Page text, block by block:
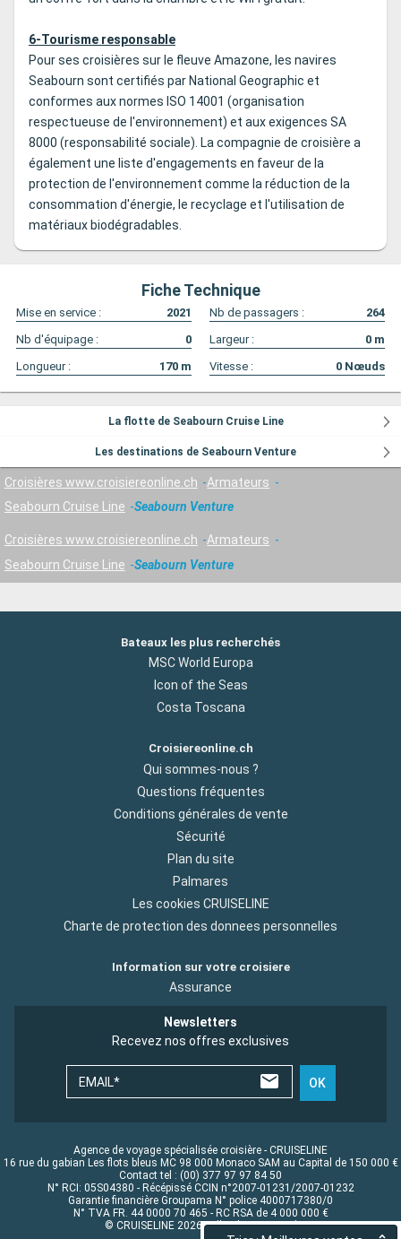
6-Tourisme responsable
Pour ses croisières sur le fleuve Amazone, les navires
Seabourn sont certifiés par National Geographic et
conformes aux normes ISO 14001 (organisation
respectueuse de l'environnement) et aux exigences SA
8000 (responsabilité sociale). La compagnie de croisière a
également une liste d'engagements en faveur de la
protection de l'environnement comme la réduction de la
consommation d'énergie, le recyclage et l'utilisation de
matériaux biodégradables.
Fiche Technique
Mise en service : 2021 Nb de passagers :
264
Nb d'équipage :
0 Largeur : 0 m
Longueur :
170 m Vitesse : 0 Nœuds
La flotte de Seabourn Cruise Line
Les destinations de Seabourn Venture
Croisières www.croisiereonline.ch
Armateurs
Seabourn Cruise Line
Seabourn Venture
Croisières www.croisiereonline.ch
Armateurs
Seabourn Cruise Line
Seabourn Venture
Bateaux les plus recherchés
MSC World Europa
Icon of the Seas
Costa Toscana
Croisiereonline.ch
Qui sommes-nous ?
Questions fréquentes
Conditions générales de vente
Sécurité
Plan du site
Palmares
Les cookies CRUISELINE
Charte de protection des donnees personnelles
Information sur votre croisiere
Assurance
Newsletters
Recevez nos offres exclusives
EMAIL* OK
Agence de voyage spécialisée croisière - CRUISELINE
16 rue du gabian Les flots bleus MC 98 000 Monaco SAM au Capital de 150 000 €
Contact tel : (00) 377 97 97 84 50
N° RCI: 05S04380 - Récépissé CCIN n°2007-01231/2007-01232
Garantie financière Groupama N° police 4000717380/0
N° TVA FR. 44 0000 70 465 - RC RSA de 4 000 000 €
© CRUISELINE 2026 - all rights reserved